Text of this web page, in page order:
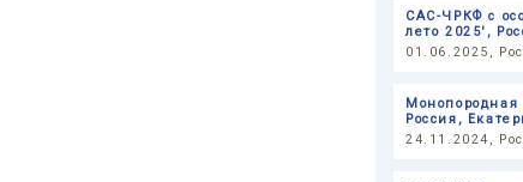
САС-ЧРКФ с
лето 2025',
01.06.2025,
Россия,
24.11.2024,